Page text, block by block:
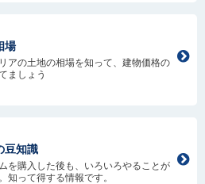
場
アの土地の相場を知って、建物価格の
ましょう
豆知識
を購入した後も、いろいろやることが
知って得する情報です。